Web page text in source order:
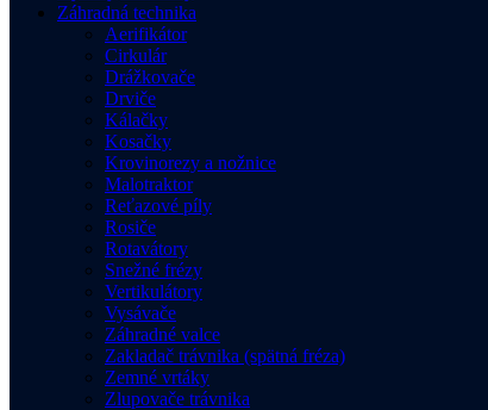
Záhradná technika
Aerifikátor
Cirkulár
Drážkovače
Drviče
Kálačky
Kosačky
Krovinorezy a nožnice
Malotraktor
Reťazové píly
Rosiče
Rotavátory
Snežné frézy
Vertikulátory
Vysávače
Záhradné valce
Zakladač trávnika (spätná fréza)
Zemné vrtáky
Zlupovače trávnika